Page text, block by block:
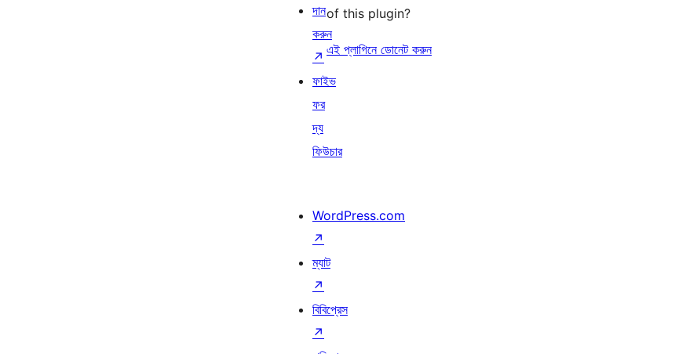
of this plugin?
এই প্লাগিনে ডোনেট করুন
দান
করুন
↗
ফাইভ
ফর
দ্য
ফিউচার
WordPress.com
↗
ম্যাট
↗
বিবিপ্রেস
↗